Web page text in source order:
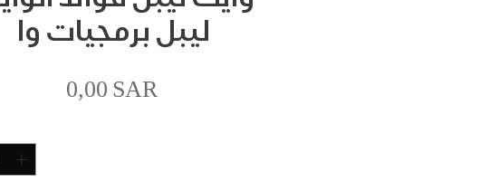
ليبل برمجيات وا
0,00 SAR